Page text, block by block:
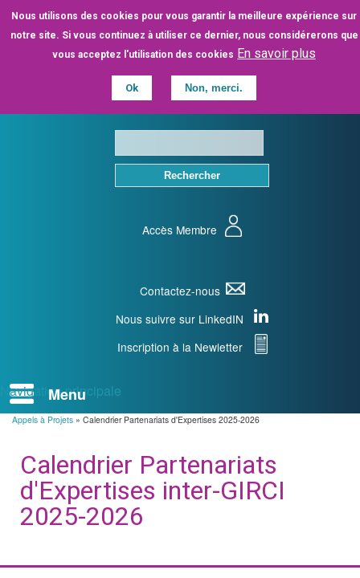
Nous utilisons des cookies pour vous garantir la meilleure expérience sur
notre site. Si vous continuez à utiliser ce dernier, nous considérerons que
vous acceptez l'utilisation des cookies En savoir plus
Ok Non, merci.
Aller
au
contenu
Accès Membre
Contactez-nous
Nous suivre sur LinkedIN
Inscription à la Newletter
Navigation principale
Appels à Projets Calendrier Partenariats d'Expertises 2025-2026
Calendrier Partenariats
d'Expertises inter-GIRCI
2025-2026